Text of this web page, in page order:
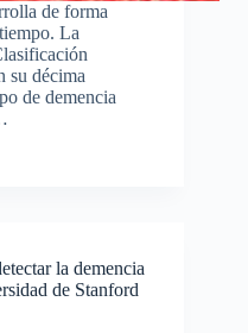
de forma
La
su décima
de demencia
la demencia
de Stanford